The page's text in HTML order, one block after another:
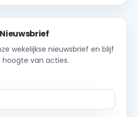
Nieuwsbrief
wekelijkse nieuwsbrief en blijf
hoogte van acties.